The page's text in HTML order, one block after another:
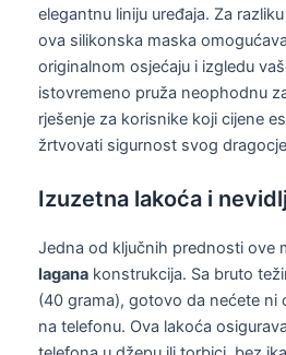
elegantnu liniju uređaja. Za
ova silikonska maska
originalnom osjećaju i izgledu
istovremeno pruža neophodnu
rješenje za korisnike koji cijene
žrtvovati sigurnost svog
Izuzetna lakoća i
Jedna od ključnih prednosti ove
lagana konstrukcija. Sa bruto
(40 grama), gotovo da nećete ni
na telefonu. Ova lakoća